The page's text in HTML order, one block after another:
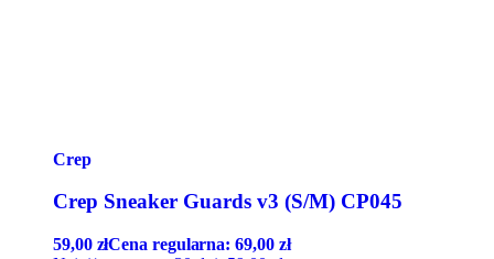
Crep
Crep Sneaker Guards v3 (S/M) CP045
59,00 złCena regularna:69,00 zł